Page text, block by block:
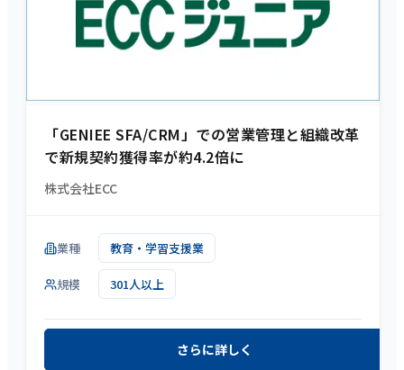
「GENIEE SFA/CRM」での営業管理と組織改革
で新規契約獲得率が約4.2倍に
株式会社ECC
業種 教育・学習支援業
規模 301人以上
さらに詳しく